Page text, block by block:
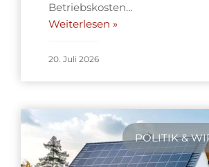
Betriebskosten…
Weiterlesen »
20. Juli 2026
POLITIK &